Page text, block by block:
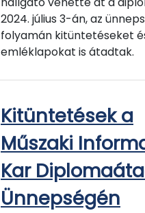
2024. július 3-án, az
folyamán kitüntetéseket
emléklapokat is átadtak.
Kitüntetések a
Műszaki
Kar
Ünnepségén